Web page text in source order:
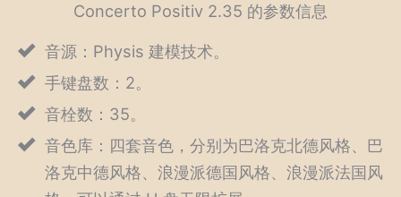
Concerto Positiv 2.35 的参数信息
音源：Physis 建模技术。
手键盘数：2。
音栓数：35。
音色库：四套音色，分别为巴洛克北德风格、巴
洛克中德风格、浪漫派德国风格、浪漫派法国风